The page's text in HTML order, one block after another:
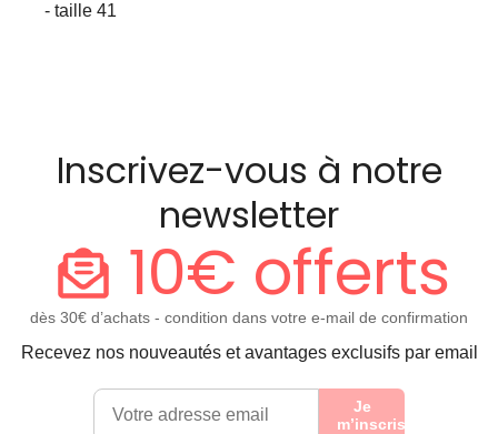
- taille 41
Inscrivez-vous à notre
newsletter
10€ offerts
dès 30€ d’achats - condition dans votre e-mail de confirmation
Recevez nos nouveautés et avantages exclusifs par email
Je
m’inscris